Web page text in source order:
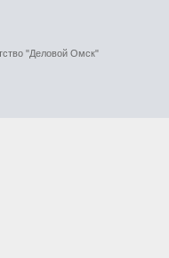
"Деловой Омск"